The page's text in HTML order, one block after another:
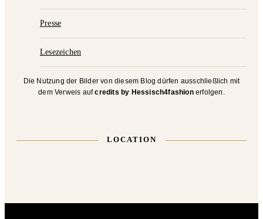
Presse
Lesezeichen
Die Nutzung der Bilder von diesem Blog dürfen ausschließlich mit
dem Verweis aufcredits by Hessisch4fashionerfolgen.
LOCATION